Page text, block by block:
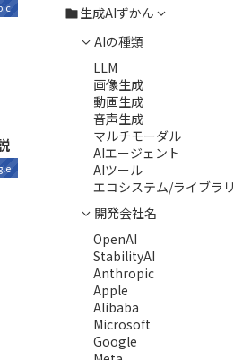
生成AIずかん
AIの種類
LLM
画像生成
動画生成
音声生成
マルチモーダル
AIエージェント
AIツール
エコシステム/ライブラリ
開発会社名
OpenAI
StabilityAI
Anthropic
Apple
Alibaba
Microsoft
Google